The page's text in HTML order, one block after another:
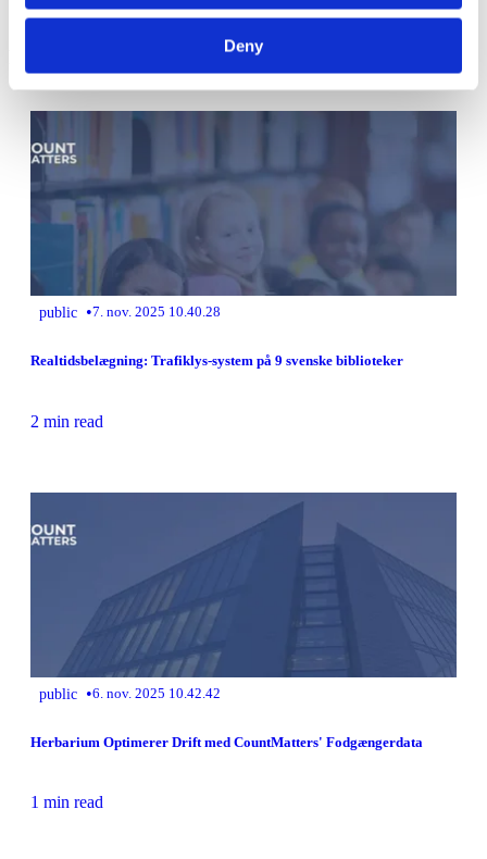
Deny
public •7. nov. 2025 10.40.28
Realtidsbelægning: Trafiklys-system på 9 svenske biblioteker
2 min read
public •6. nov. 2025 10.42.42
Herbarium Optimerer Drift med CountMatters' Fodgængerdata
1 min read